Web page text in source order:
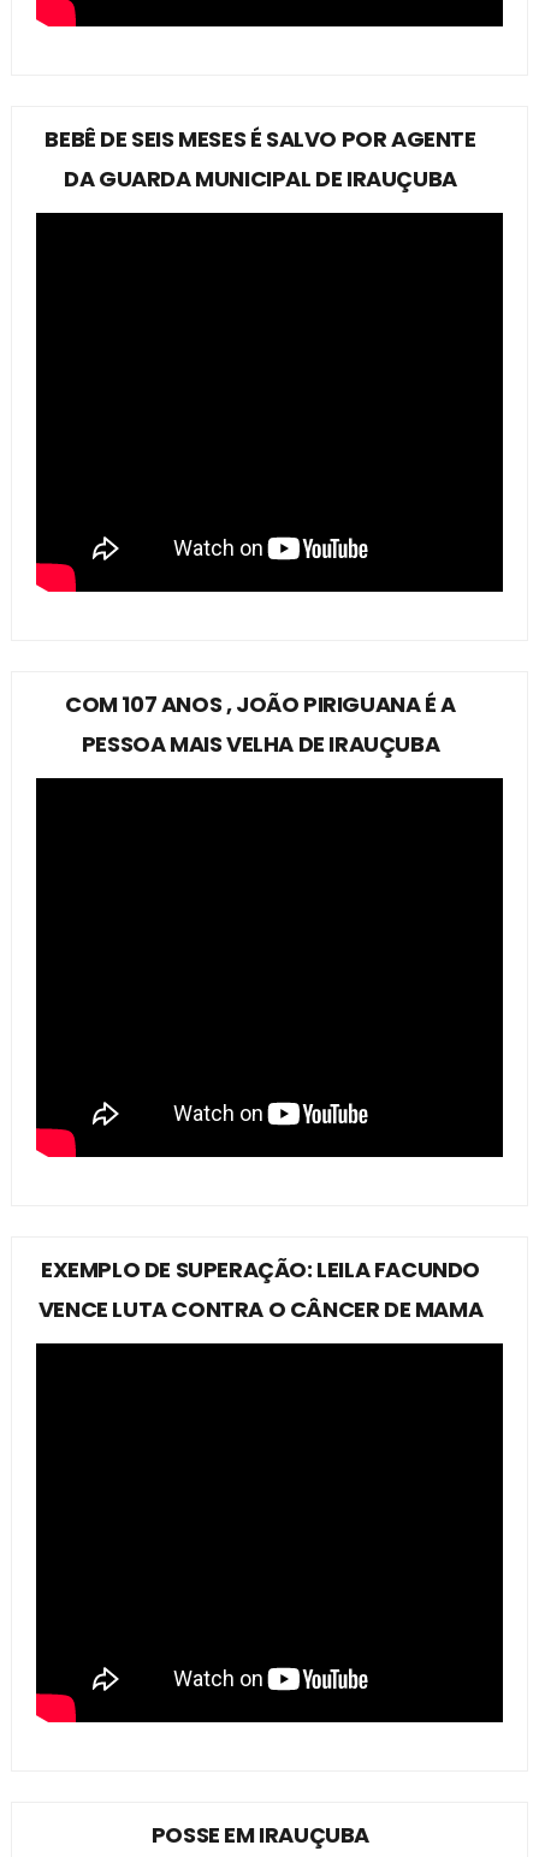
BEBÊ DE SEIS MESES É SALVO POR AGENTE
DA GUARDA MUNICIPAL DE IRAUÇUBA
COM 107 ANOS , JOÃO PIRIGUANA É A
PESSOA MAIS VELHA DE IRAUÇUBA
EXEMPLO DE SUPERAÇÃO: LEILA FACUNDO
VENCE LUTA CONTRA O CÂNCER DE MAMA
POSSE EM IRAUÇUBA